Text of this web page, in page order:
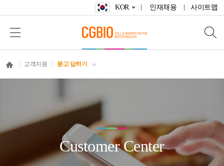
KOR 인재채용 사이트맵
고객지원 묻고 답하기
Customer Center